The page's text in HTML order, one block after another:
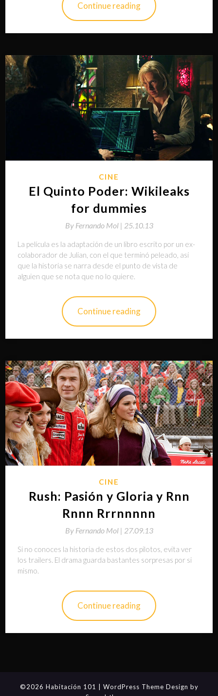
Continue reading
CINE
El Quinto Poder: Wikileaks
for dummies
By Fernando Mol | 25.10.13
La película es la adaptación de un libro escrito por un ex-
colaborador de Julian, con el que terminó peleado, así
que la historia se narra desde el punto de vista de
alguien que se nota que no lo quiere.
Continue reading
CINE
Rush: Pasión y Gloria y Rnn
Rnnn Rrrnnnnn
By Fernando Mol | 27.09.13
Si no conoces la historia de estos dos pilotos, evita ver
los trailers. El drama guarda bastantes sorpresas por si
mismo.
Continue reading
©2026 Habitación 101
| WordPress Theme Design by